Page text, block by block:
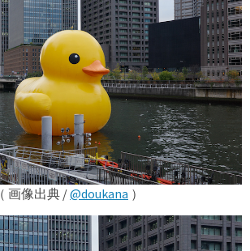
（ 画像出典 /@doukana ）